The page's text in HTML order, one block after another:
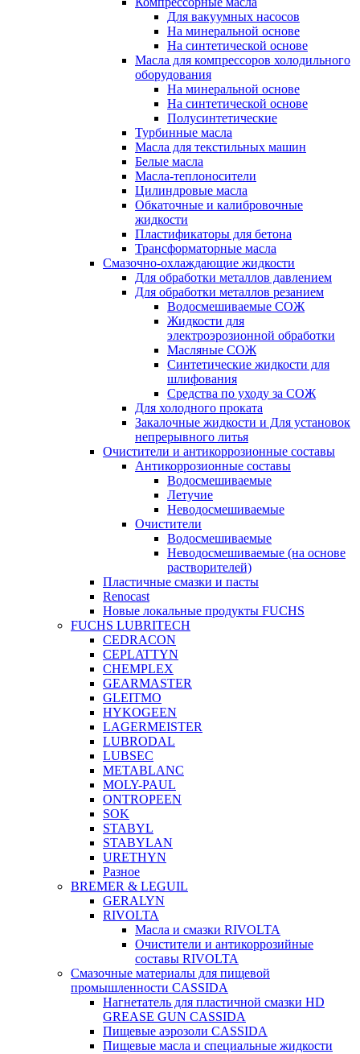
Для вакуумных насосов
На минеральной основе
На синтетической основе
Масла для компрессоров холодильного
оборудования
На минеральной основе
На синтетической основе
Полусинтетические
Турбинные масла
Масла для текстильных машин
Белые масла
Масла-теплоносители
Цилиндровые масла
Обкаточные и калибровочные
жидкости
Пластификаторы для бетона
Трансформаторные масла
Смазочно-охлаждающие жидкости
Для обработки металлов давлением
Для обработки металлов резанием
Водосмешиваемые СОЖ
Жидкости для
электроэрозионной обработки
Масляные СОЖ
Синтетические жидкости для
шлифования
Средства по уходу за СОЖ
Для холодного проката
Закалочные жидкости и Для установок
непрерывного литья
Очистители и антикоррозионные составы
Антикоррозионные составы
Водосмешиваемые
Летучие
Неводосмешиваемые
Очистители
Водосмешиваемые
Неводосмешиваемые (на основе
растворителей)
Пластичные смазки и пасты
Renocast
Новые локальные продукты FUCHS
FUCHS LUBRITECH
CEDRACON
CEPLATTYN
CHEMPLEX
GEARMASTER
GLEITMO
HYKOGEEN
LAGERMEISTER
LUBRODAL
LUBSEC
METABLANC
MOLY-PAUL
ONTROPEEN
SOK
STABYL
STABYLAN
URETHYN
Разное
BREMER & LEGUIL
GERALYN
RIVOLTA
Масла и смазки RIVOLTA
Очистители и антикоррозийные
составы RIVOLTA
Смазочные материалы для пищевой
промышленности CASSIDA
Нагнетатель для пластичной смазки HD
GREASE GUN CASSIDA
Пищевые аэрозоли CASSIDA
Пищевые масла и специальные жидкости